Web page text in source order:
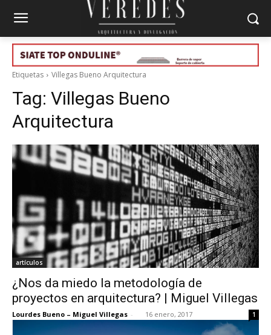
Etiquetas Villegas Bueno Arquitectura
Tag: Villegas Bueno
Arquitectura
artículos
¿Nos da miedo la metodología de
proyectos en arquitectura? | Miguel Villegas
Lourdes Bueno – Miguel Villegas - 16 enero, 2017 1